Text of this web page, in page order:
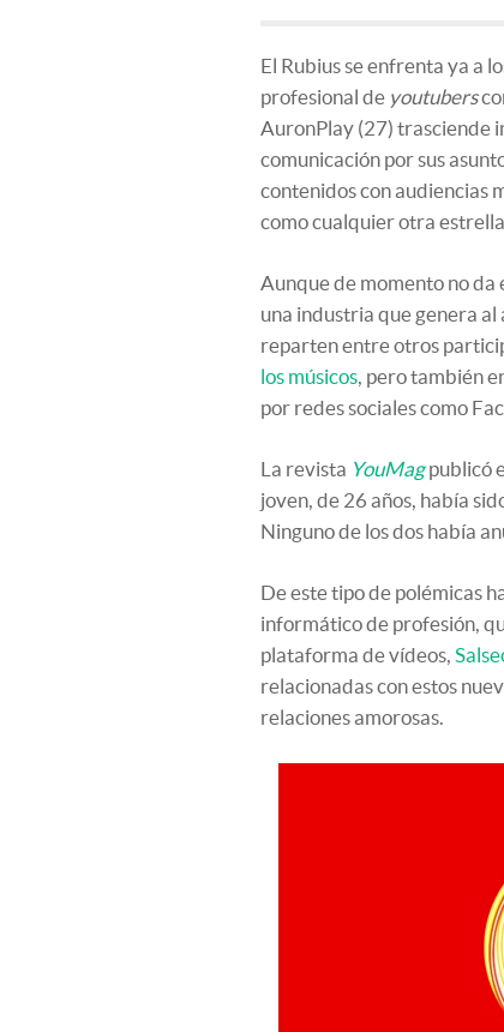
El Rubius se enfrenta ya a
profesional de youtubers
AuronPlay (27) trasciende
comunicación por sus
contenidos con audiencias
como cualquier otra
Aunque de momento no da
una industria que genera al
reparten entre otros
los músicos, pero también
por redes sociales como
La revista YouMagpublicó
joven, de 26 años, había
Ninguno de los dos había
De este tipo de polémicas
informático de profesión,
plataforma de vídeos,
relacionadas con estos
relaciones amorosas.